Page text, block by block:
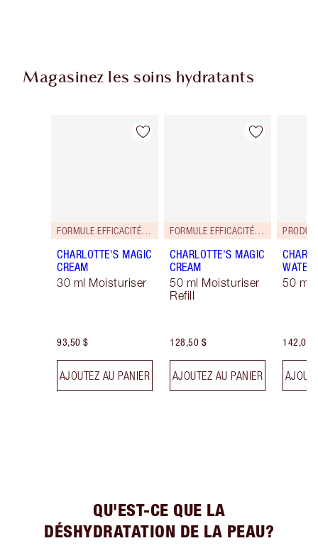
Magasinez les soins hydratants
Article 1 sur 33
FORMULE EFFICACITÉ RENFORCÉE!
CHARLOTTE'S MAGIC
CREAM
30 ml Moisturiser
93,50 $
AJOUTEZ AU PANIER
Article 2 sur 33
FORMULE EFFICACITÉ RENFORCÉE!
CHARLOTTE'S MAGIC
CREAM
50 ml Moisturiser
Refill
128,50 $
AJOUTEZ AU PANIER
WATER
50 ml
142,00
QU'EST-CE QUE LA
DÉSHYDRATATION DE LA PEAU?